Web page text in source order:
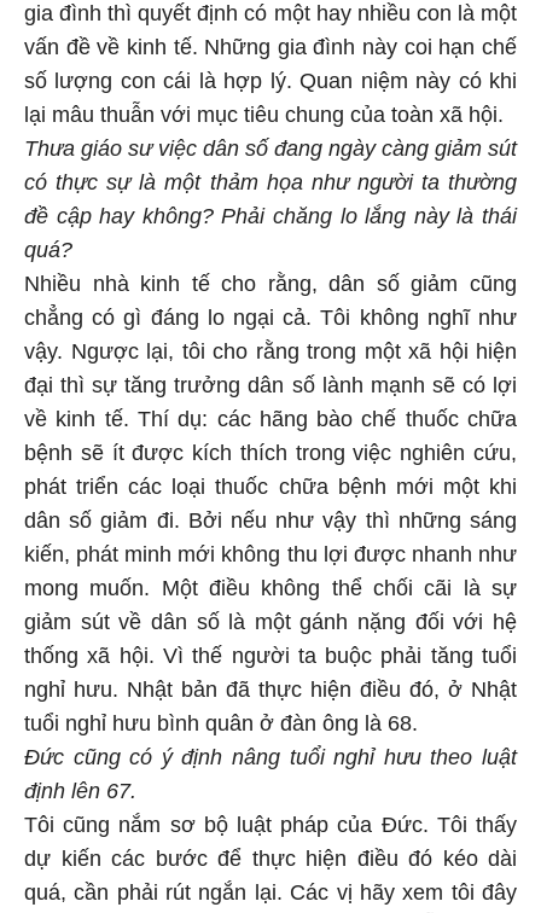
gia đình thì quyết định có một hay nhiều con là một
vấn đề về kinh tế. Những gia đình này coi hạn chế
số lượng con cái là hợp lý. Quan niệm này có khi
lại mâu thuẫn với mục tiêu chung của toàn xã hội.
Thưa giáo sư việc dân số đang ngày càng giảm sút
có thực sự là một thảm họa như người ta thường
đề cập hay không? Phải chăng lo lắng này là thái
quá?
Nhiều nhà kinh tế cho rằng, dân số giảm cũng
chẳng có gì đáng lo ngại cả. Tôi không nghĩ như
vậy. Ngược lại, tôi cho rằng trong một xã hội hiện
đại thì sự tăng trưởng dân số lành mạnh sẽ có lợi
về kinh tế. Thí dụ: các hãng bào chế thuốc chữa
bệnh sẽ ít được kích thích trong việc nghiên cứu,
phát triển các loại thuốc chữa bệnh mới một khi
dân số giảm đi. Bởi nếu như vậy thì những sáng
kiến, phát minh mới không thu lợi được nhanh như
mong muốn. Một điều không thể chối cãi là sự
giảm sút về dân số là một gánh nặng đối với hệ
thống xã hội. Vì thế người ta buộc phải tăng tuổi
nghỉ hưu. Nhật bản đã thực hiện điều đó, ở Nhật
tuổi nghỉ hưu bình quân ở đàn ông là 68.
Đức cũng có ý định nâng tuổi nghỉ hưu theo luật
định lên 67.
Tôi cũng nắm sơ bộ luật pháp của Đức. Tôi thấy
dự kiến các bước để thực hiện điều đó kéo dài
quá, cần phải rút ngắn lại. Các vị hãy xem tôi đây